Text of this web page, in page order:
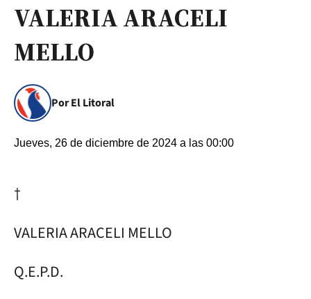
VALERIA ARACELI
MELLO
Por El Litoral
Jueves, 26 de diciembre de 2024 a las 00:00
†
VALERIA ARACELI MELLO
Q.E.P.D.